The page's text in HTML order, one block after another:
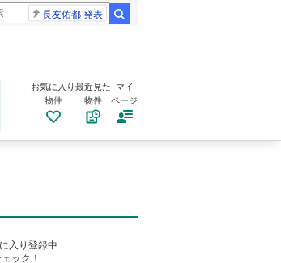
長友佑都 発表
お気に入り
物件
最近見た
物件
マイ
ページ
入り登録中
ック！